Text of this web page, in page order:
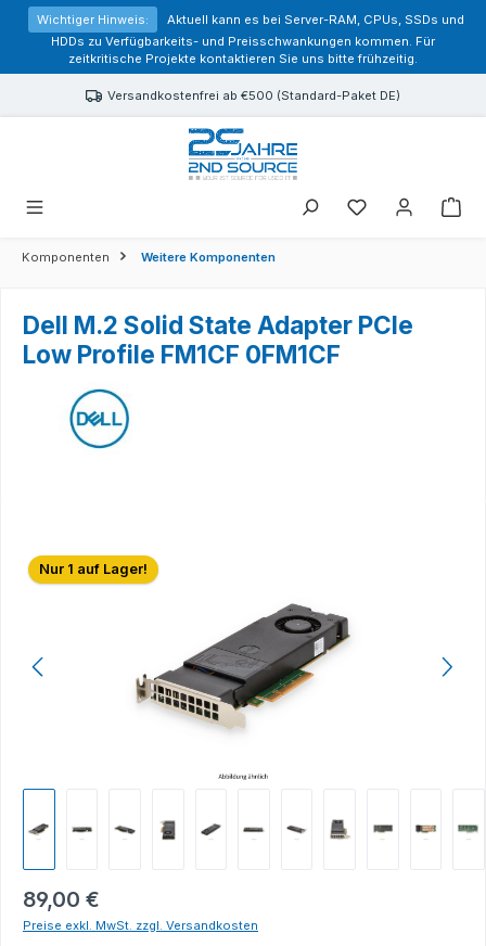
springen
Wichtiger Hinweis:
Aktuell kann es bei Server-RAM, CPUs, SSDs und
HDDs zu Verfügbarkeits- und Preisschwankungen kommen. Für
zeitkritische Projekte kontaktieren Sie uns bitte frühzeitig.
Versandkostenfrei ab €500 (Standard-Paket DE)
Sie haben 0
Komponenten Weitere Komponenten
Dell M.2 Solid State Adapter PCIe
Low Profile FM1CF 0FM1CF
Bildergalerie überspringen
Nur 1 auf Lager!
89,00 €
Preise exkl. MwSt. zzgl. Versandkosten